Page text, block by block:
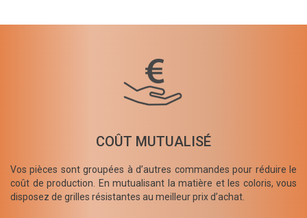
COÛT MUTUALISÉ
Vos pièces sont groupées à d’autres commandes pour réduire le
coût de production. En mutualisant la matière et les coloris, vous
disposez de grilles résistantes au meilleur prix d’achat.